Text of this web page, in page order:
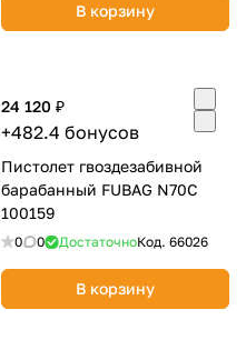
В корзину
24 120 ₽
+482.4 бонусов
Пистолет гвоздезабивной
барабанный FUBAG N70C
100159
0 0 ДостаточноКод. 66026
В корзину